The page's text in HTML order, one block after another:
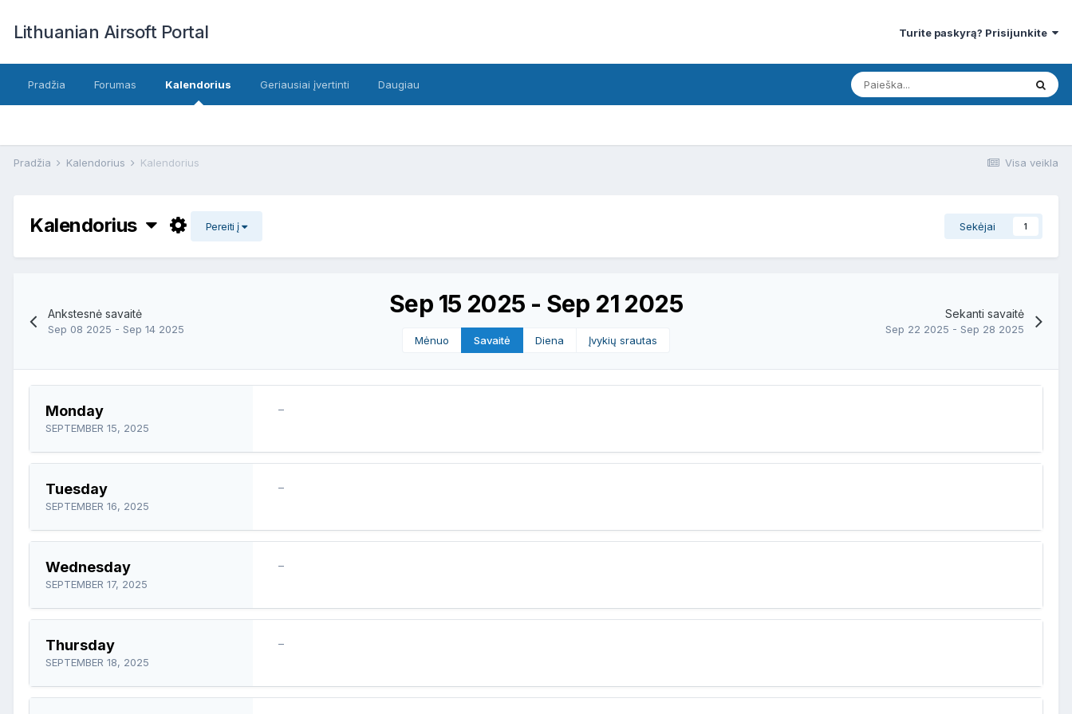
Lithuanian Airsoft Portal Turite paskyrą? Prisijunkite
Pradžia Forumas Kalendorius Geriausiai įvertinti Daugiau
Visa veikla
Pradžia Kalendorius Kalendorius
Kalendorius Pereiti į Sekėjai 1
Ankstesnė savaitė
Sep 08 2025 - Sep 14 2025
Sep 15 2025 - Sep 21 2025
Mėnuo Savaitė Diena Įvykių srautas
Sekanti savaitė
Sep 22 2025 - Sep 28 2025
Monday
SEPTEMBER 15, 2025
–
Tuesday
SEPTEMBER 16, 2025
–
Wednesday
SEPTEMBER 17, 2025
–
Thursday
SEPTEMBER 18, 2025
–